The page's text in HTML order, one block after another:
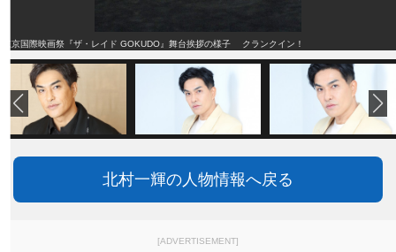
東京国際映画祭『ザ・レイド GOKUDO』舞台挨拶の様子 クランクイン！
北村一輝の人物情報へ戻る
[ADVERTISEMENT]